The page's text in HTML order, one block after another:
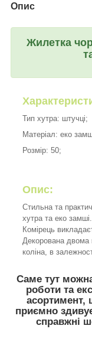
Опис
Жилетка
Тип хутра: штучці;
Матеріал: еко
Розмір: 50;
Опис:
Стильна та
хутра та еко
Комірець
Декорована
коліна, в
Саме тут можна
роботи та
асортимент,
приємно
справжні